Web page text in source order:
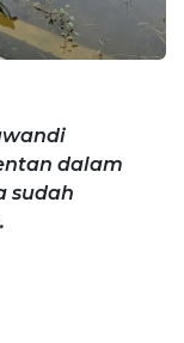
dalam
sudah